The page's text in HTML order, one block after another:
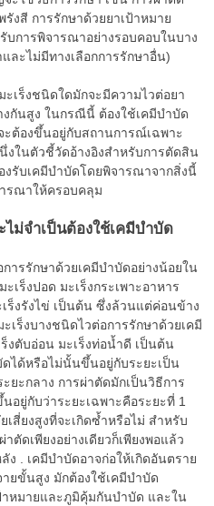
งสี การรักษาด้วยยาเป้าหมาย
บการพิจารณาอย่างรอบคอบในบาง
ละไม่มีทางเลือกการรักษาอื่น)
ร็งชนิดใดมักจะมีความไวต่อยา
กันสูง ในกรณีนี้ ต้องใช้เคมีบำบัด
ต้องขึ้นอยู่กับสถานการณ์เฉพาะ
งในตัวชี้วัดอ้างอิงสำหรับการตัดสิน
งรับเคมีบำบัดโดยพิจารณาจากสิ่งนี้
ารณาให้ครอบคลุม
ไม่จำเป็นต้องใช้เคมีบำบัด
รรักษาด้วยเคมีบำบัดอย่างน้อยใน
เร็งปอด มะเร็งกระเพาะอาหาร
ร็งรังไข่ เป็นต้น ซึ่งล้วนแต่ค่อนข้าง
เร็งบางชนิดไวต่อการรักษาด้วยเคมี
งตับอ่อน มะเร็งท่อน้ำดี เป็นต้น
ดได้หรือไม่นั้นขึ้นอยู่กับระยะเป็น
ยะกลาง การผ่าตัดมักเป็นวิธีการ
อยู่กับว่าระยะเฉพาะคือระยะที่ 1
สี่ยงสูงที่จะเกิดซ้ำหรือไม่ สำหรับ
ตัดเพียงอย่างเดียวก็เพียงพอแล้ว
ง . เคมีบำบัดอาจก่อให้เกิดอันตราย
ยขั้นสูง มักต้องใช้เคมีบำบัด
หมายและภูมิคุ้มกันบำบัด และใน